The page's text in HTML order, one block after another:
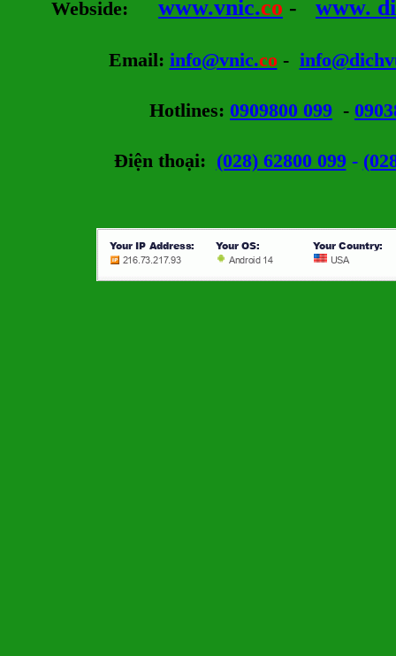
Webside: www.vnic.co - www.
Email: info@vnic.co-
Hotlines: 0909800 099 -
Điện thoại: (028) 62800 099-